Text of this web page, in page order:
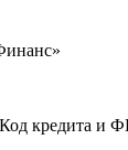
кредита и